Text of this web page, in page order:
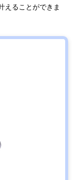
えることができま